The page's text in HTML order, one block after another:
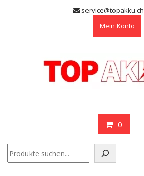
service@topakku.ch
Mein Konto
0